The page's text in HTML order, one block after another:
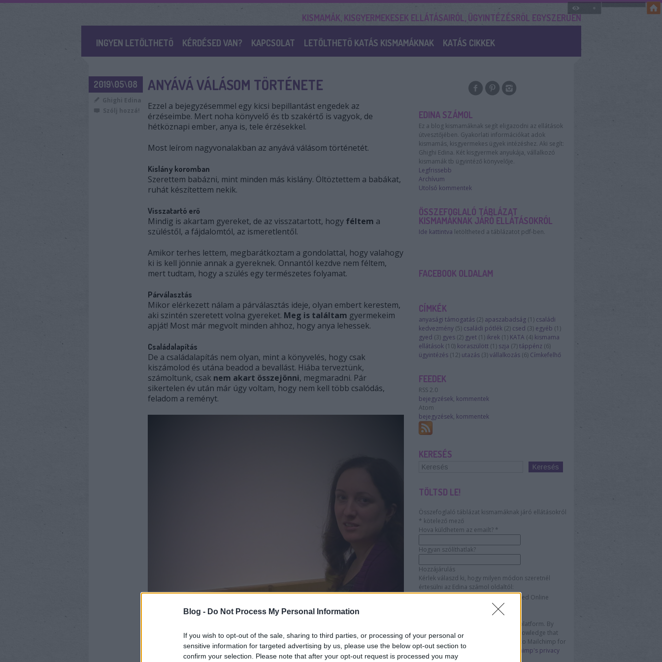
Blog - Do Not Process My Personal Information
If you wish to opt-out of the sale, sharing to third parties, or processing of your personal or
sensitive information for targeted advertising by us, please use the below opt-out section to
confirm your selection. Please note that after your opt-out request is processed you may
KISMAMÁK, KISGYERMEKESEK ELLÁTÁSAIRÓL, ÜGYINTÉZÉSRŐL EGYSZERŰEN
INGYEN LETÖLTHETŐ KÉRDÉSED VAN? KAPCSOLAT LETÖLTHETŐ KATÁS KISMAMÁKNAK KATÁS CIKKEK
2019\05\08
Ghighi Edina
Szólj hozzá!
ANYÁVÁ VÁLÁSOM TÖRTÉNETE
Ezzel a bejegyzésemmel egy kicsi bepillantást engedek az
érzéseimbe. Mert noha könyvelő és tb szakértő is vagyok, de
hétköznapi ember, anya is, tele érzésekkel.
Most leírom nagyvonalakban az anyává válásom történetét.
Kislány koromban
Szerettem babázni, mint minden más kislány. Öltöztettem a babákat,
ruhát készítettem nekik.
Visszatartó erő
Mindig is akartam gyereket, de az visszatartott, hogyféltem a
szüléstől, a fájdalomtól, az ismeretlentől.
Amikor terhes lettem, megbarátkoztam a gondolattal, hogy valahogy
ki is kell jönnie annak a gyereknek. Onnantól kezdve nem féltem,
mert tudtam, hogy a szülés egy természetes folyamat.
Párválasztás
Mikor elérkezett nálam a párválasztás ideje, olyan embert kerestem,
aki szintén szeretett volna gyereket. Meg is találtam gyermekeim
apját! Most már megvolt minden ahhoz, hogy anya lehessek.
Családalapítás
De a családalapítás nem olyan, mint a könyvelés, hogy csak
kiszámolod és utána beadod a bevallást. Hiába terveztünk,
számoltunk, csak nem akart összejönni, megmaradni. Pár
sikertelen év után már úgy voltam, hogy nem kell több csalódás,
feladom a reményt.
EDINA SZÁMOL
Ez a blog kismamáknak segít eligazodni az ellátások
útvesztőjében. Gyakorlati információkat adok
kismamás, kisgyermekes ügyek intézéshez. Aki segít:
Ghighi Edina. Két kisgyermek anyukája, vállalkozó
kismamák tb ügyintéző könyvelője.
Legfrissebb
Archívum
Utolsó kommentek
ÖSSZEFOGLALÓ TÁBLÁZAT
KISMAMÁKNAK JÁRÓ ELLÁTÁSOKRÓL
Ide kattintva letöltheted a táblázatot pdf-ben.
FACEBOOK OLDALAM
CÍMKÉK
anyasági támogatás (2) apaszabadság (1 ) családi
kedvezmény (5) családi pótlék (2) csed (3) egyéb (1 )
gyed (3) gyes (2) gyet (1 ) ikrek (1 ) KATA (4) kismama
ellátások (10) koraszülött (1 ) szja (7) táppénz (6)
ügyintézés (12) utazás (3) vállalkozás (6) Címkefelhő
FEEDEK
RSS 2.0
bejegyzések, kommentek
Atom
bejegyzések, kommentek
KERESÉS
TÖLTSD LE!
Összefoglaló táblázat kismamáknak járó ellátásokról
* kötelező mező
Hova küldhetem az emailt? *
Hogyan szólíthatlak?
Hozzájárulás
Kérlek válaszd ki, hogy milyen módon szeretnél
értesülni az Edina számol oldaltól:
Customized Online
We use Mailchimp as our marketing platform. By
clicking below to subscribe, you acknowledge that
your information will be transferred to Mailchimp for
processing.Learn more about Mailchimp's privacy
practices here.